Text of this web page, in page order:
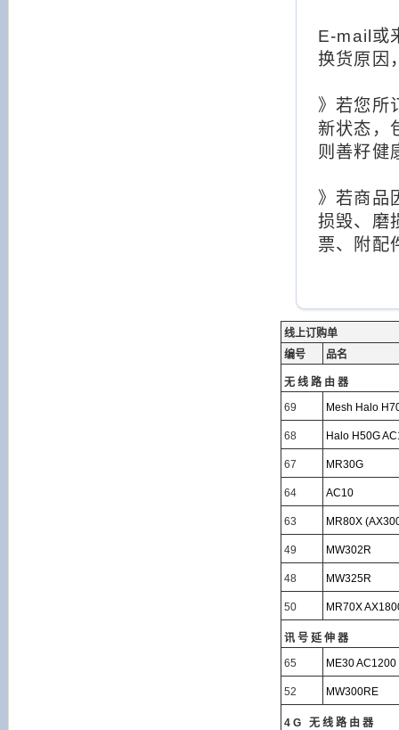
E-mail或
换货原因
》若您所
新状态，
则善籽健
》若商品
损毁、磨
票、附配
线上订购单
编号
品名
无线路由器
69
Mesh Halo
68 Halo H50G
67 MR30G
64 AC10
63 MR80X
49 MW302R
48 MW325R
50 MR70X
讯号延伸器
65
ME30 AC1200
52 MW300RE
4G 无线路由器